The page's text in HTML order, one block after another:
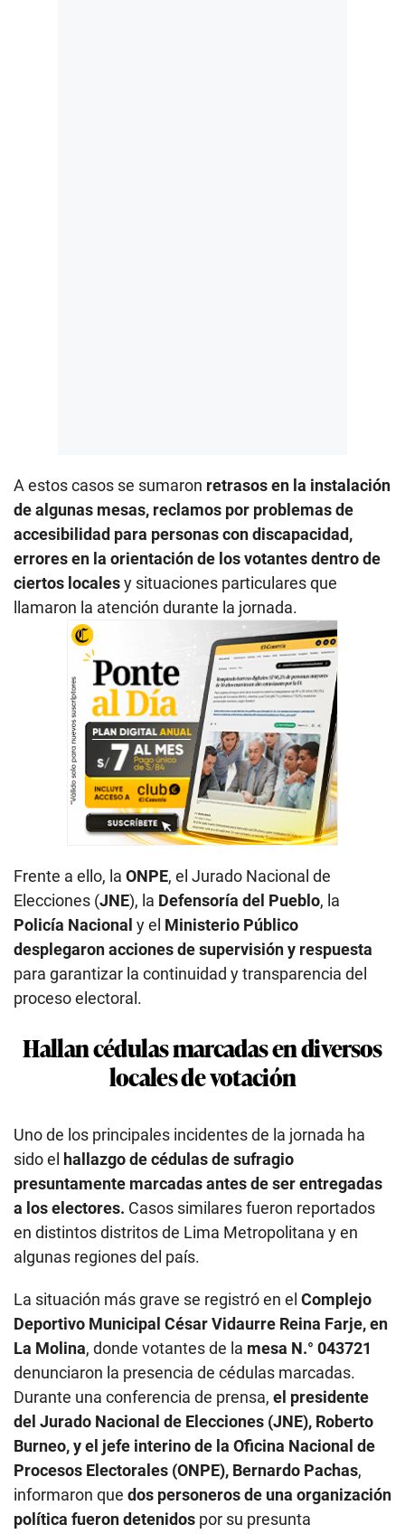
A estos casos se sumaron retrasos en la instalación
de algunas mesas, reclamos por problemas de
accesibilidad para personas con discapacidad,
errores en la orientación de los votantes dentro de
ciertos localesy situaciones particulares que
llamaron la atención durante la jornada.
Frente a ello, la ONPE, el Jurado Nacional de
Elecciones (JNE), la Defensoría del Pueblo, la
Policía Nacional y el Ministerio Público
desplegaron acciones de supervisión y respuesta
para garantizar la continuidad y transparencia del
proceso electoral.
Hallan cédulas marcadas en diversos
locales de votación
Uno de los principales incidentes de la jornada ha
sido el hallazgo de cédulas de sufragio
presuntamente marcadas antes de ser entregadas
a los electores. Casos similares fueron reportados
en distintos distritos de Lima Metropolitana y en
algunas regiones del país.
La situación más grave se registró en el Complejo
Deportivo Municipal César Vidaurre Reina Farje, en
La Molina, donde votantes de la mesa N.° 043721
denunciaron la presencia de cédulas marcadas.
Durante una conferencia de prensa, el presidente
del Jurado Nacional de Elecciones (JNE), Roberto
Burneo, y el jefe interino de la Oficina Nacional de
Procesos Electorales (ONPE), Bernardo Pachas,
informaron que dos personeros de una organización
política fueron detenidos por su presunta